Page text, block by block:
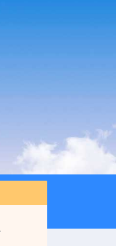
陶瓷砖真空吸水率测定